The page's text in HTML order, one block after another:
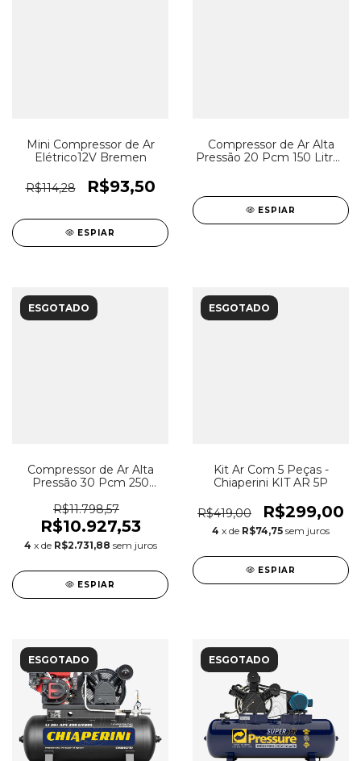
Mini Compressor de Ar
Elétrico12V Bremen
R$114,28 R$93,50
ESPIAR
Compressor de Ar Alta
Pressão 20 Pcm 150 Litros
ESPIAR
ESGOTADO
Compressor de Ar Alta
Pressão 30 Pcm 250
APV 250L
R$11.798,57
R$10.927,53
4 x de R$2.731,88 sem juros
ESPIAR
ESGOTADO
Kit Ar Com 5 Peças -
Chiaperini KIT AR 5P
R$419,00 R$299,00
4 x de R$74,75 sem juros
ESPIAR
ESGOTADO ESGOTADO